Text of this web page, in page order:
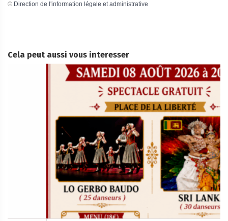
© Direction de l'information légale et administrative
Cela peut aussi vous interesser